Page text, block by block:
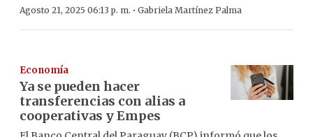
Agosto 21, 2025 06:13 p. m. · Gabriela Martínez Palma
Economía
Ya se pueden hacer
transferencias con alias a
cooperativas y Empes